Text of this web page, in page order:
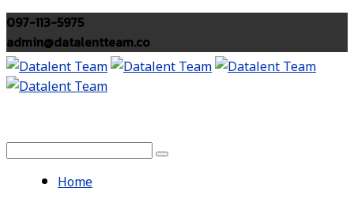
097-113-5975
admin@datalentteam.co
Home